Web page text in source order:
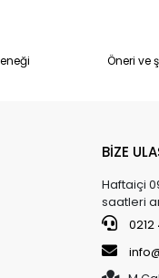
Öneri ve
BİZE
Haftaiçi
saatleri